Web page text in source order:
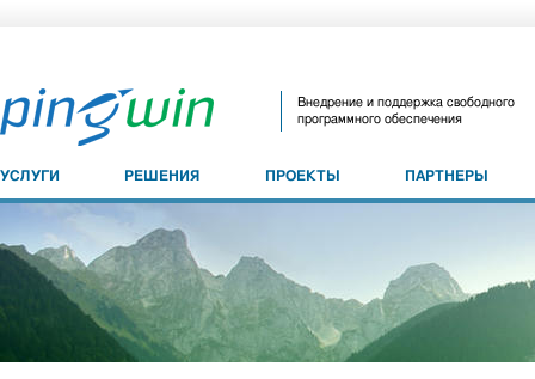
Внедрение и поддержка свободного
программного обеспечения
УСЛУГИ РЕШЕНИЯ ПРОЕКТЫ ПАРТНЕРЫ